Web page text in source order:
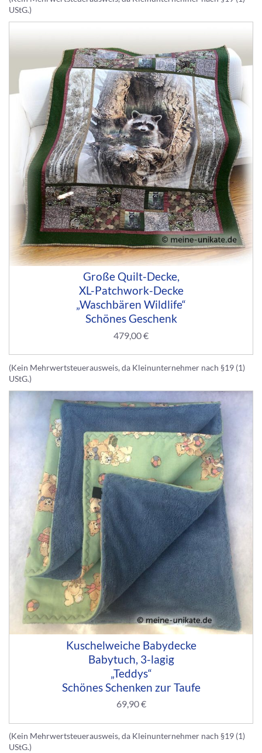
UStG.)
Große Quilt-Decke,
XL-Patchwork-Decke
„Waschbären Wildlife“
Schönes Geschenk
479,00€
(Kein Mehrwertsteuerausweis, da Kleinunternehmer nach §19 (1)
UStG.)
Kuschelweiche Babydecke
Babytuch, 3-lagig
„Teddys“
Schönes Schenken zur Taufe
69,90€
(Kein Mehrwertsteuerausweis, da Kleinunternehmer nach §19 (1)
UStG.)